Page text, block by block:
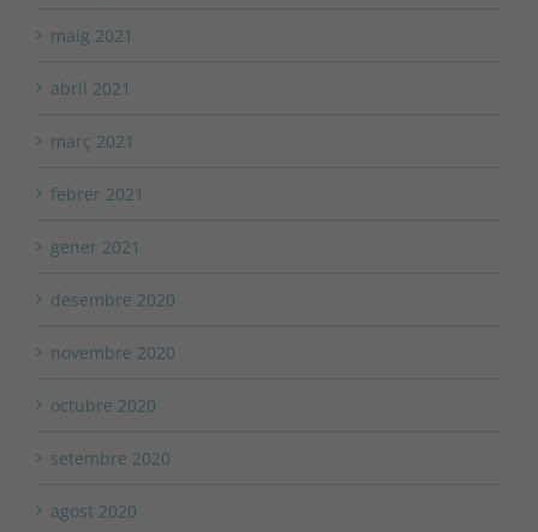
maig 2021
abril 2021
març 2021
febrer 2021
gener 2021
desembre 2020
novembre 2020
octubre 2020
setembre 2020
agost 2020